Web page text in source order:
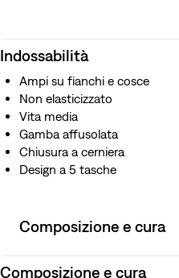
Indossabilità
Ampi su fianchi e cosce
Non elasticizzato
Vita media
Gamba affusolata
Chiusura a cerniera
Design a 5 tasche
Composizione e cura
Composizione e cura